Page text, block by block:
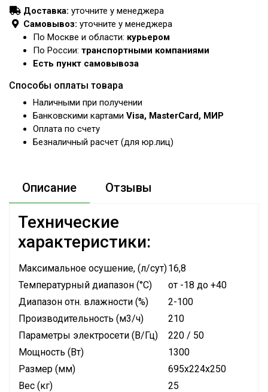
Доставка: уточните у менеджера
Самовывоз: уточните у менеджера
По Москве и области: курьером
По России: транспортными компаниями
Есть пункт самовывоза
Способы оплаты товара
Наличными при получении
Банковскими картами Visa, MasterCard, МИР
Оплата по счету
Безналичный расчет (для юр.лиц)
Описание Отзывы
Технические
характеристики:
Максимальное осушение, (л/сут)16,8
Температурный диапазон (°C)
от -18 до +40
Диапазон отн. влажности (%)
2-100
Производительность (м3/ч)
210
Параметры электросети (В/Гц)
220 / 50
Мощность (Вт)
1300
Размер (мм)
695x224x250
Вес (кг)
25